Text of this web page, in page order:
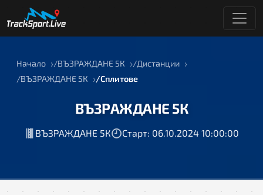
Начало ВЪЗРАЖДАНЕ 5К
Дистанции
ВЪЗРАЖДАНЕ 5К
Сплитове
ВЪЗРАЖДАНЕ 5К
ВЪЗРАЖДАНЕ 5К Старт: 06.10.2024 10:00:00